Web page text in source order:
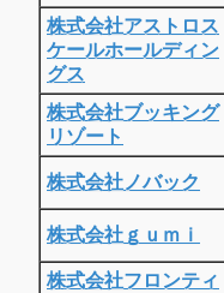
株式会社アストロス
ケールホールディン
グス
株式会社ブッキング
リゾート
株式会社ノバック
株式会社ｇｕｍｉ
株式会社フロンティ